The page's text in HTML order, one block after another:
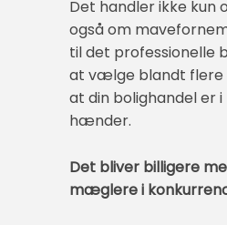
Det handler ikke kun
også om
til det professionelle
at vælge blandt flere
at din bolighandel er i
hænder.
Det bliver billigere
mæglere i